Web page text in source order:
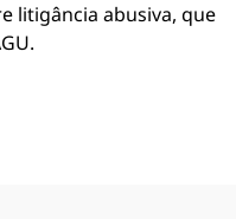
litigância abusiva, que